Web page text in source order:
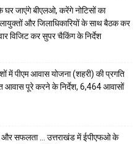
घर जाएंगे बीएलओ, करेंगे नोटिसों का
और जिलाधिकारियों के साथ बैठक कर
विजिट कर सुपर चैकिंग के निर्देश
में पीएम आवास योजना (शहरी) की प्रगति
आवास पूरे करने के निर्देश, 6,464 आवासों
और सफलता … उत्तराखंड में ईपीएफओ के